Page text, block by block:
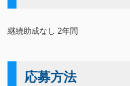
継続助成なし 2年間
応募方法